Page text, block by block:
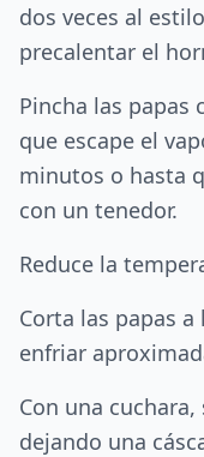
dos veces al
precalentar el
Pincha las
que escape el
minutos o hasta
con un tenedor.
Reduce la
Corta las papas
enfriar
Con una
dejando una